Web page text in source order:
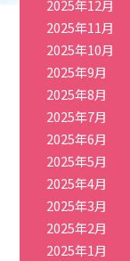
2025年12月
2025年11月
2025年10月
2025年9月
2025年8月
2025年7月
2025年6月
2025年5月
2025年4月
2025年3月
2025年2月
2025年1月